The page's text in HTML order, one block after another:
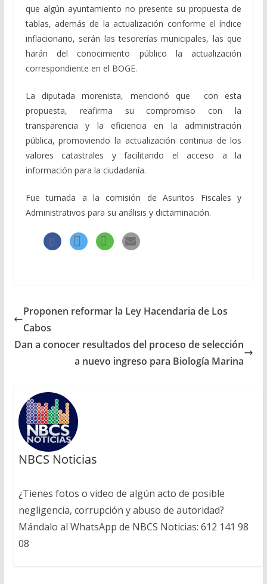
que algún ayuntamiento no presente su propuesta de
tablas, además de la actualización conforme el índice
inflacionario, serán las tesorerías municipales, las que
harán del conocimiento público la actualización
correspondiente en el BOGE.
La diputada morenista, mencionó que con esta
propuesta, reafirma su compromiso con la
transparencia y la eficiencia en la administración
pública, promoviendo la actualización continua de los
valores catastrales y facilitando el acceso a la
información para la ciudadanía.
Fue turnada a la comisión de Asuntos Fiscales y
Administrativos para su análisis y dictaminación.
Proponen reformar la Ley Hacendaria de Los
Cabos
Dan a conocer resultados del proceso de selección
a nuevo ingreso para Biología Marina
NBCS Noticias
¿Tienes fotos o video de algún acto de posible
negligencia, corrupción y abuso de autoridad?
Mándalo al WhatsApp de NBCS Noticias: 612 141 98
08